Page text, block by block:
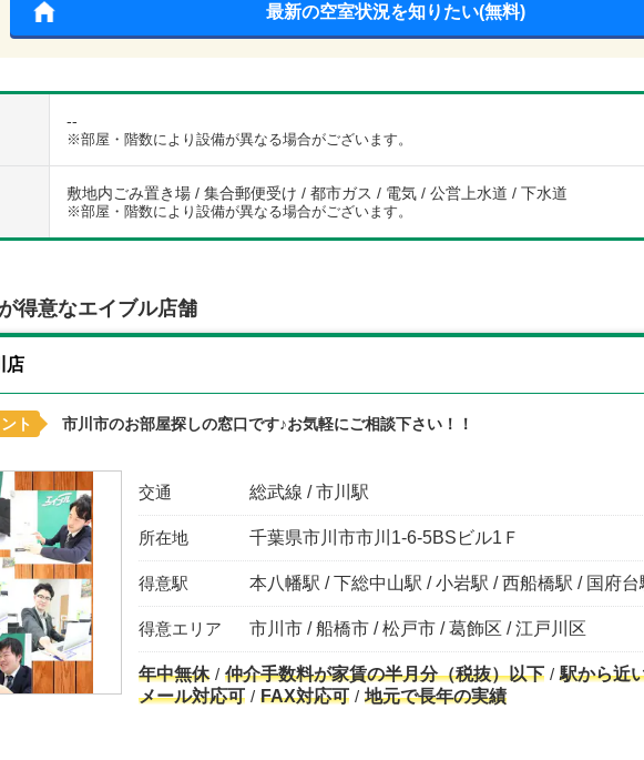
最新の空室状況を知りたい(無料)
--
※部屋・階数により設備が異なる場合がございます。
敷地内ごみ置き場 / 集合郵便受け / 都市ガス / 電気 / 公営上水道 / 下水道
※部屋・階数により設備が異なる場合がございます。
得意なエイブル店舗
店
ト 市川市のお部屋探しの窓口です♪お気軽にご相談下さい！！
交通 総武線 / 市川駅
所在地 千葉県市川市市川1-6-5BSビル1Ｆ
得意駅 本八幡駅 / 下総中山駅 / 小岩駅 / 西船橋駅 / 国府台
得意エリア 市川市 / 船橋市 / 松戸市 / 葛飾区 / 江戸川区
年中無休 仲介手数料が家賃の半月分（税抜）以下
駅から近
メール対応可
FAX対応可 地元で長年の実績